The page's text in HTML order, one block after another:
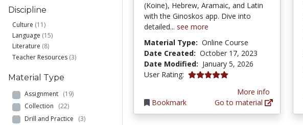
Discipline
Culture (11)
Language (15)
Literature (8)
Teacher Resources (3)
Material Type
Assignment (19)
Collection (22)
Drill and Practice (3)
(Koine), Hebrew, Aramaic, and Latin
with the Ginoskos app. Dive into
detailed... see more
Material Type: Online Course
Date Created: October 17, 2023
Date Modified: January 5, 2026
User Rating: 5.0 stars
Bookmark
More info
Go to material